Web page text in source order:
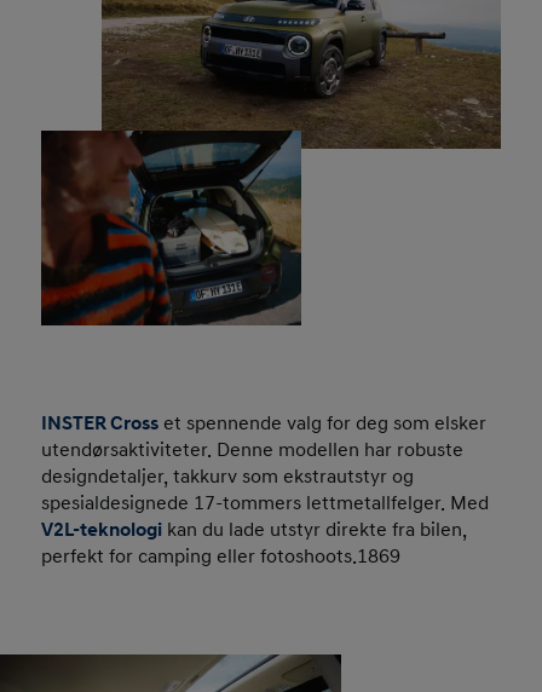
INSTER Cross et spennende valg for deg som elsker
utendørsaktiviteter. Denne modellen har robuste
designdetaljer, takkurv som ekstrautstyr og
spesialdesignede 17-tommers lettmetallfelger. Med
V2L-teknologi kan du lade utstyr direkte fra bilen,
perfekt for camping eller fotoshoots.1869